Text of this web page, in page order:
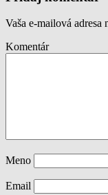
Vaša e-mailová adresa
Komentár
Meno
Email